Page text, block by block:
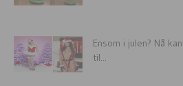
Ensom i julen? Nå
til...